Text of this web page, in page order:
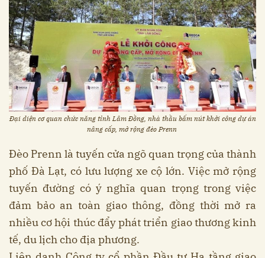
Đại diện cơ quan chức năng tỉnh Lâm Đồng, nhà thầu bấm nút khởi công dự án
nâng cấp, mở rộng đèo Prenn
Đèo Prenn là tuyến cửa ngõ quan trọng của thành
phố Đà Lạt, có lưu lượng xe cộ lớn. Việc mở rộng
tuyến đường có ý nghĩa quan trọng trong việc
đảm bảo an toàn giao thông, đồng thời mở ra
nhiều cơ hội thúc đẩy phát triển giao thương kinh
tế, du lịch cho địa phương.